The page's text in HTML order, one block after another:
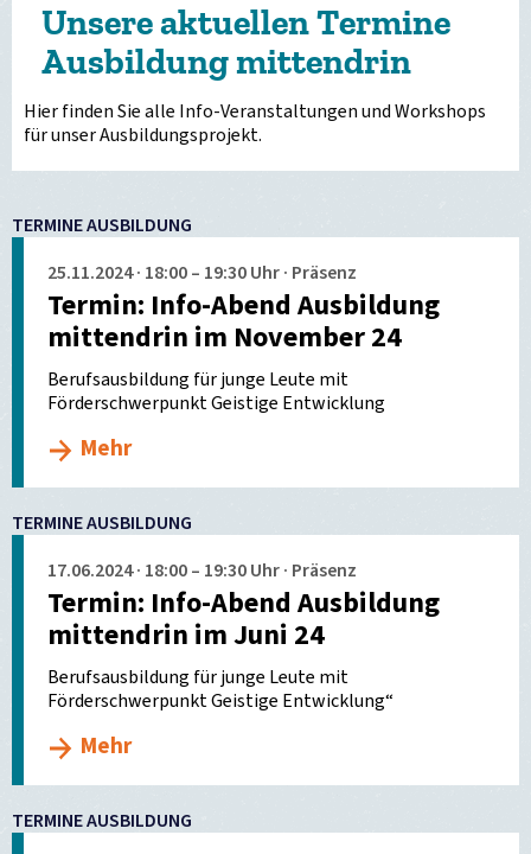
Unsere aktuellen Termine
Ausbildung mittendrin
Hier finden Sie alle Info-Veranstaltungen und Workshops
für unser Ausbildungsprojekt.
TERMINE AUSBILDUNG
25.11.2024 · 18:00 – 19:30 Uhr · Präsenz
Termin: Info-Abend Ausbildung
mittendrin im November 24
Berufsausbildung für junge Leute mit
Förderschwerpunkt Geistige Entwicklung
Mehr
TERMINE AUSBILDUNG
17.06.2024 · 18:00 – 19:30 Uhr · Präsenz
Termin: Info-Abend Ausbildung
mittendrin im Juni 24
Berufsausbildung für junge Leute mit
Förderschwerpunkt Geistige Entwicklung“
Mehr
TERMINE AUSBILDUNG